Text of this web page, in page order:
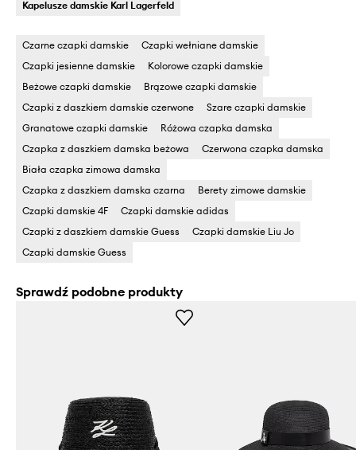
Kapelusze damskie Karl Lagerfeld
Czarne czapki damskie
Czapki wełniane damskie
Czapki jesienne damskie
Kolorowe czapki damskie
Beżowe czapki damskie
Brązowe czapki damskie
Czapki z daszkiem damskie czerwone
Szare czapki damskie
Granatowe czapki damskie
Różowa czapka damska
Czapka z daszkiem damska beżowa
Czerwona czapka damska
Biała czapka zimowa damska
Czapka z daszkiem damska czarna
Berety zimowe damskie
Czapki damskie 4F
Czapki damskie adidas
Czapki z daszkiem damskie Guess
Czapki damskie Liu Jo
Czapki damskie Guess
Sprawdź podobne produkty